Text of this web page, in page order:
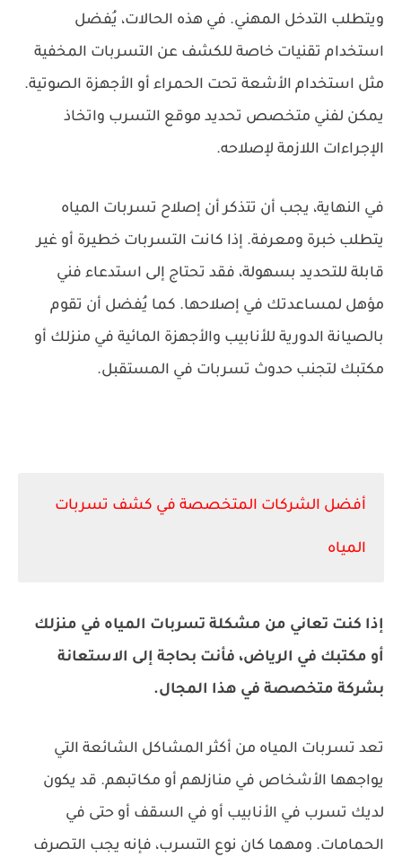
ويتطلب التدخل المهني. في هذه الحالات، يُفضل
استخدام تقنيات خاصة للكشف عن التسربات المخفية
مثل استخدام الأشعة تحت الحمراء أو الأجهزة الصوتية.
يمكن لفني متخصص تحديد موقع التسرب واتخاذ
الإجراءات اللازمة لإصلاحه.
في النهاية، يجب أن تتذكر أن إصلاح تسربات المياه
يتطلب خبرة ومعرفة. إذا كانت التسربات خطيرة أو غير
قابلة للتحديد بسهولة، فقد تحتاج إلى استدعاء فني
مؤهل لمساعدتك في إصلاحها. كما يُفضل أن تقوم
بالصيانة الدورية للأنابيب والأجهزة المائية في منزلك أو
مكتبك لتجنب حدوث تسربات في المستقبل.
أفضل الشركات المتخصصة في كشف تسربات
المياه
إذا كنت تعاني من مشكلة تسربات المياه في منزلك
أو مكتبك في الرياض، فأنت بحاجة إلى الاستعانة
بشركة متخصصة في هذا المجال.
تعد تسربات المياه من أكثر المشاكل الشائعة التي
يواجهها الأشخاص في منازلهم أو مكاتبهم. قد يكون
لديك تسرب في الأنابيب أو في السقف أو حتى في
الحمامات. ومهما كان نوع التسرب، فإنه يجب التصرف